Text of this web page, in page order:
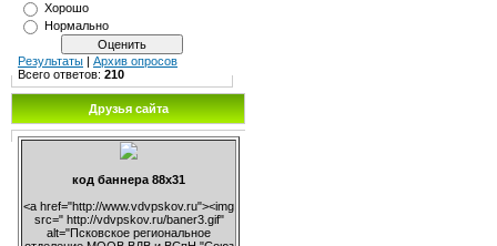
Хорошо
Нормально
Результаты | Архив опросов
Всего ответов: 210
Друзья сайта
код баннера 88х31
<a href="http://www.vdvpskov.ru"><img
src=" http://vdvpskov.ru/baner3.gif"
alt="Псковское региональное